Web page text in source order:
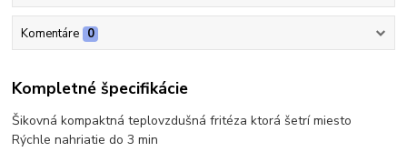
Komentáre 0
Kompletné špecifikácie
Šikovná kompaktná teplovzdušná fritéza ktorá šetrí miesto
Rýchle nahriatie do 3 min